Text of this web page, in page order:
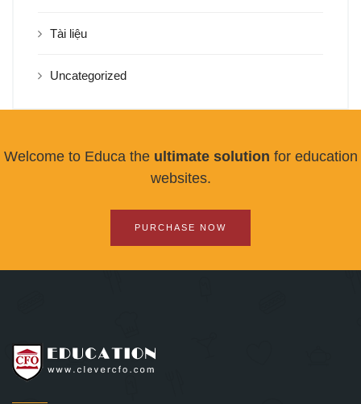
Tài liệu
Uncategorized
Welcome to Educa the ultimate solution for education
websites.
PURCHASE NOW